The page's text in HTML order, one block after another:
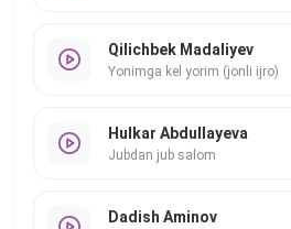
Qilichbek Madaliyev
Yonimga kel yorim (jonli ijro)
Hulkar Abdullayeva
Jubdan jub salom
Dadish Aminov